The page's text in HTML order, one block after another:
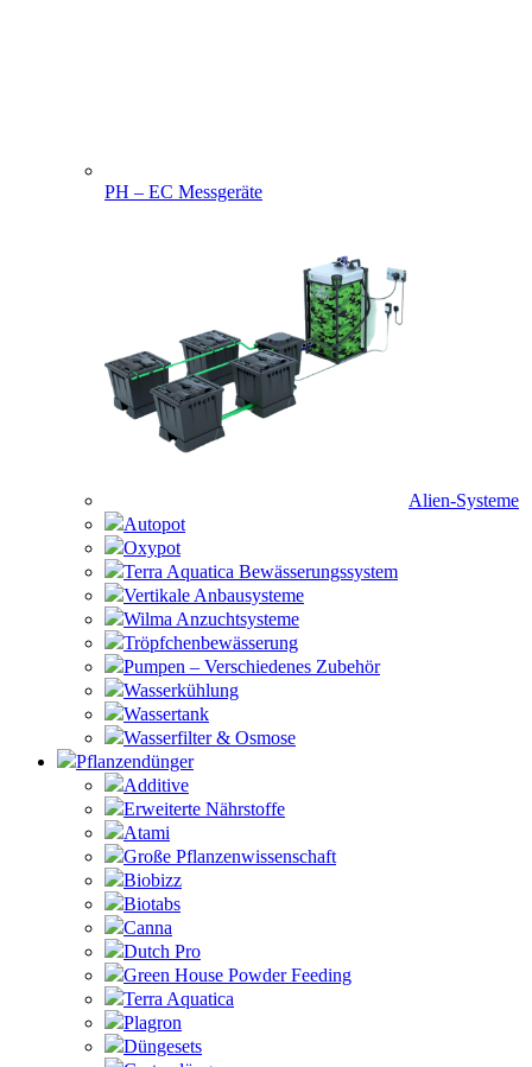
PH – EC Messgeräte
Alien-Systeme
Autopot
Oxypot
Terra Aquatica Bewässerungssystem
Vertikale Anbausysteme
Wilma Anzuchtsysteme
Tröpfchenbewässerung
Pumpen – Verschiedenes Zubehör
Wasserkühlung
Wassertank
Wasserfilter & Osmose
Pflanzendünger
Additive
Erweiterte Nährstoffe
Atami
Große Pflanzenwissenschaft
Biobizz
Biotabs
Canna
Dutch Pro
Green House Powder Feeding
Terra Aquatica
Plagron
Düngesets